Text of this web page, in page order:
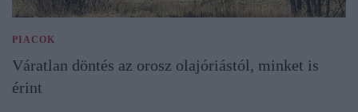
PIACOK
Váratlan döntés az orosz olajóriástól, minket is
érint